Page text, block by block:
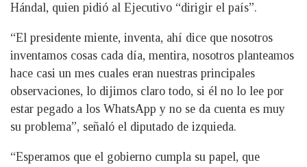
Hándal, quien pidió al Ejecutivo “dirigir el país”.
“El presidente miente, inventa, ahí dice que nosotros
inventamos cosas cada día, mentira, nosotros planteamos
hace casi un mes cuales eran nuestras principales
observaciones, lo dijimos claro todo, si él no lo lee por
estar pegado a los WhatsApp y no se da cuenta es muy
su problema”, señaló el diputado de izquieda.
“Esperamos que el gobierno cumpla su papel, que